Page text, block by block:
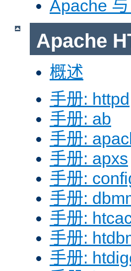
Apache
Apache
概述
手册: httpd
手册: ab
手册:
手册: apxs
手册:
手册:
手册:
手册:
手册: